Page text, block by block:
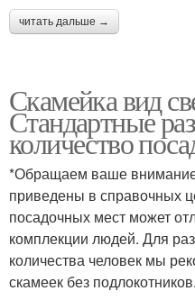
читать дальше →
Скамейка вид
Стандартные
количество
*Обращаем ваше
приведены в справочных
посадочных мест может
комплекции людей. Для
количества человек мы
скамеек без подлокотников.